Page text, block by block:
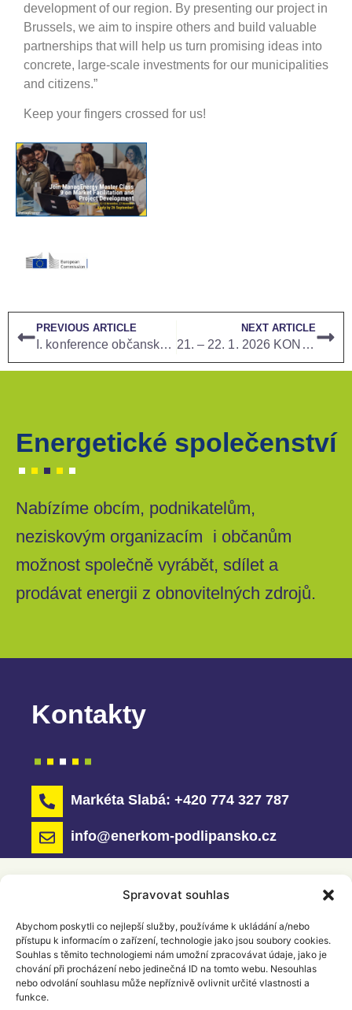
Spravovat souhlas
Abychom poskytli co nejlepší služby, používáme k ukládání a/nebo
přístupu k informacím o zařízení, technologie jako jsou soubory cookies.
Souhlas s těmito technologiemi nám umožní zpracovávat údaje, jako je
chování při procházení nebo jedinečná ID na tomto webu. Nesouhlas
nebo odvolání souhlasu může nepříznivě ovlivnit určité vlastnosti a
funkce.
development of our region. By presenting our project in
Brussels, we aim to inspire others and build valuable
partnerships that will help us turn promising ideas into
concrete, large-scale investments for our municipalities
and citizens.”
Keep your fingers crossed for us!
PREVIOUS ARTICLE
I. konference občanského energetického poradenského centra
NEXT ARTICLE
21. – 22. 1. 2026 KONFERENCE ENERGETICKÝ MANAGEMENT PRO MĚSTA A OBCE, PRAHA
Energetické společenství
Nabízíme obcím, podnikatelům,
neziskovým organizacím i občanům
možnost společně vyrábět, sdílet a
prodávat energii z obnovitelných zdrojů.
Kontakty
Markéta Slabá: +420 774 327 787
info@enerkom-podlipansko.cz